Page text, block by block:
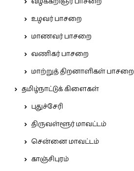
உழவர் பாசறை
மாணவர் பாசறை
வணிகர் பாசறை
மாற்றுத் திறனாளிகள் பாசறை
தமிழ்நாட்டுக் கிளைகள்
புதுச்சேரி
திருவள்ளூர் மாவட்டம்
சென்னை மாவட்டம்
காஞ்சிபுரம்